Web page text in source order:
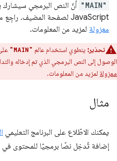
"MAIN" أنّ النص البرمجي سيشارك
JavaScript لصفحة المضيف. راجِع مقالة
معزولة لمزيد من المعلومات.
تحذير: ينطوي استخدام عالم "MAIN"
الوصول إلى النص البرمجي الذي تم إدخاله
معزولة لمزيد من المعلومات.
مثال
يمكنك الاطّلاع على البرنامج التعليمي
إضافة تُدخِل نصًا برمجيًا للمحتوى في